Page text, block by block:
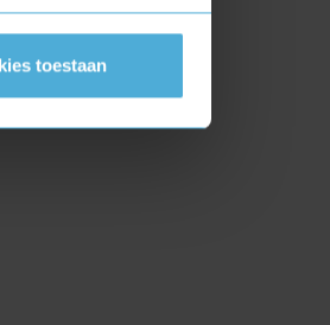
toestaan